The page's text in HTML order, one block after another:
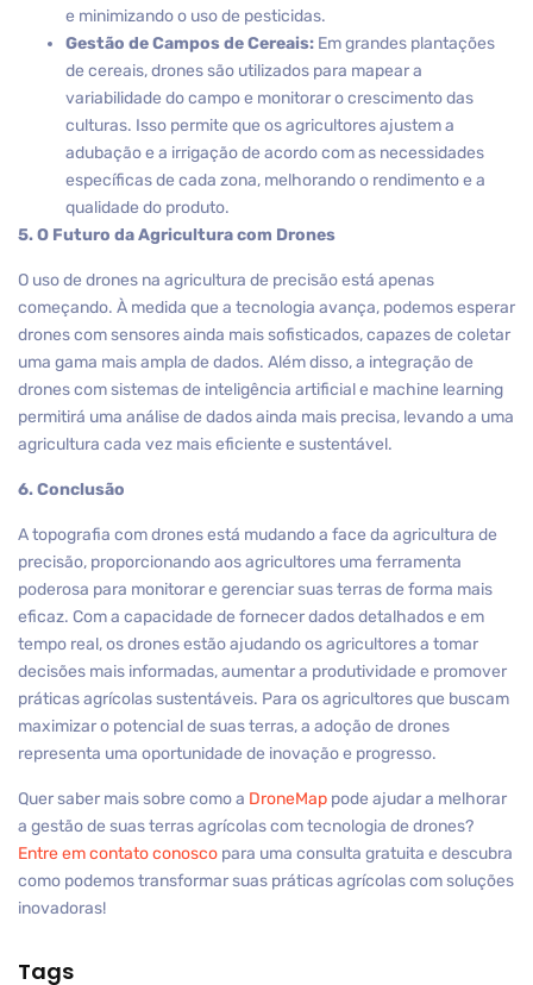
e minimizando o uso de pesticidas.
Gestão de Campos de Cereais: Em grandes plantações
de cereais, drones são utilizados para mapear a
variabilidade do campo e monitorar o crescimento das
culturas. Isso permite que os agricultores ajustem a
adubação e a irrigação de acordo com as necessidades
específicas de cada zona, melhorando o rendimento e a
qualidade do produto.
5. O Futuro da Agricultura com Drones
O uso de drones na agricultura de precisão está apenas
começando. À medida que a tecnologia avança, podemos esperar
drones com sensores ainda mais sofisticados, capazes de coletar
uma gama mais ampla de dados. Além disso, a integração de
drones com sistemas de inteligência artificial e machine learning
permitirá uma análise de dados ainda mais precisa, levando a uma
agricultura cada vez mais eficiente e sustentável.
6. Conclusão
A topografia com drones está mudando a face da agricultura de
precisão, proporcionando aos agricultores uma ferramenta
poderosa para monitorar e gerenciar suas terras de forma mais
eficaz. Com a capacidade de fornecer dados detalhados e em
tempo real, os drones estão ajudando os agricultores a tomar
decisões mais informadas, aumentar a produtividade e promover
práticas agrícolas sustentáveis. Para os agricultores que buscam
maximizar o potencial de suas terras, a adoção de drones
representa uma oportunidade de inovação e progresso.
Quer saber mais sobre como a DroneMap pode ajudar a melhorar
a gestão de suas terras agrícolas com tecnologia de drones?
Entre em contato conosco para uma consulta gratuita e descubra
como podemos transformar suas práticas agrícolas com soluções
inovadoras!
Tags